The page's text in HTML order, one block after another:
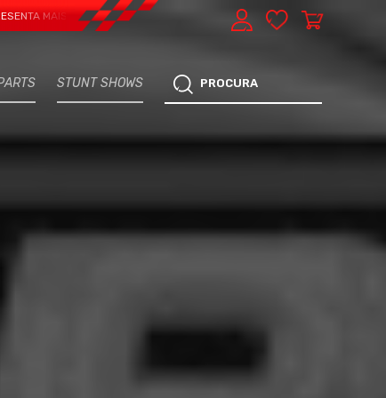
UMA VERTENTE - EXPRESS CAR SERVICE, MANUTENÇÃO DO TEU
STUNT SHOWS